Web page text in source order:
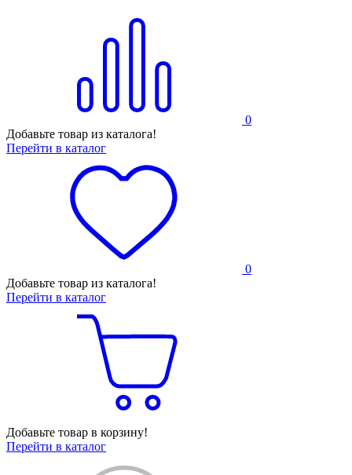
0
Добавьте товар из каталога!
Перейти в каталог
0
Добавьте товар из каталога!
Перейти в каталог
Добавьте товар в корзину!
Перейти в каталог